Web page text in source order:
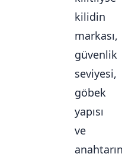
kilidin
markası,
güvenlik
seviyesi,
göbek
yapısı
ve